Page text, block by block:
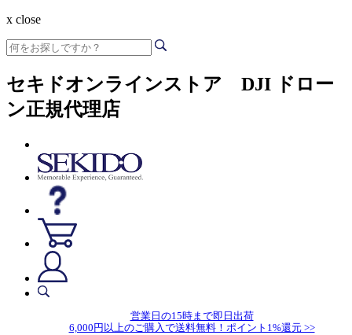
x close
セキドオンラインストア DJI ドロー
ン正規代理店
営業日の15時まで即日出荷
6,000円以上のご購入で送料無料！ポイント1%還元 >>